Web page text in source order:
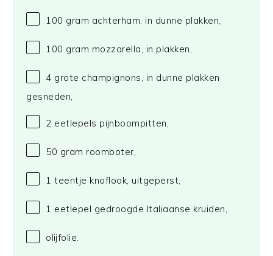
100 gram achterham, in dunne plakken,
100 gram mozzarella, in plakken,
4 grote champignons, in dunne plakken
gesneden,
2 eetlepels pijnboompitten,
50 gram roomboter,
1 teentje knoflook, uitgeperst,
1 eetlepel gedroogde Italiaanse kruiden,
olijfolie.